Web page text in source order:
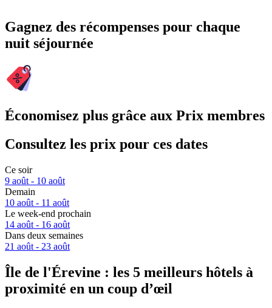
Gagnez des récompenses pour chaque
nuit séjournée
Économisez plus grâce aux Prix membres
Consultez les prix pour ces dates
Ce soir
9 août - 10 août
Demain
10 août - 11 août
Le week-end prochain
14 août - 16 août
Dans deux semaines
21 août - 23 août
Île de l'Érevine : les 5 meilleurs hôtels à
proximité en un coup d’œil